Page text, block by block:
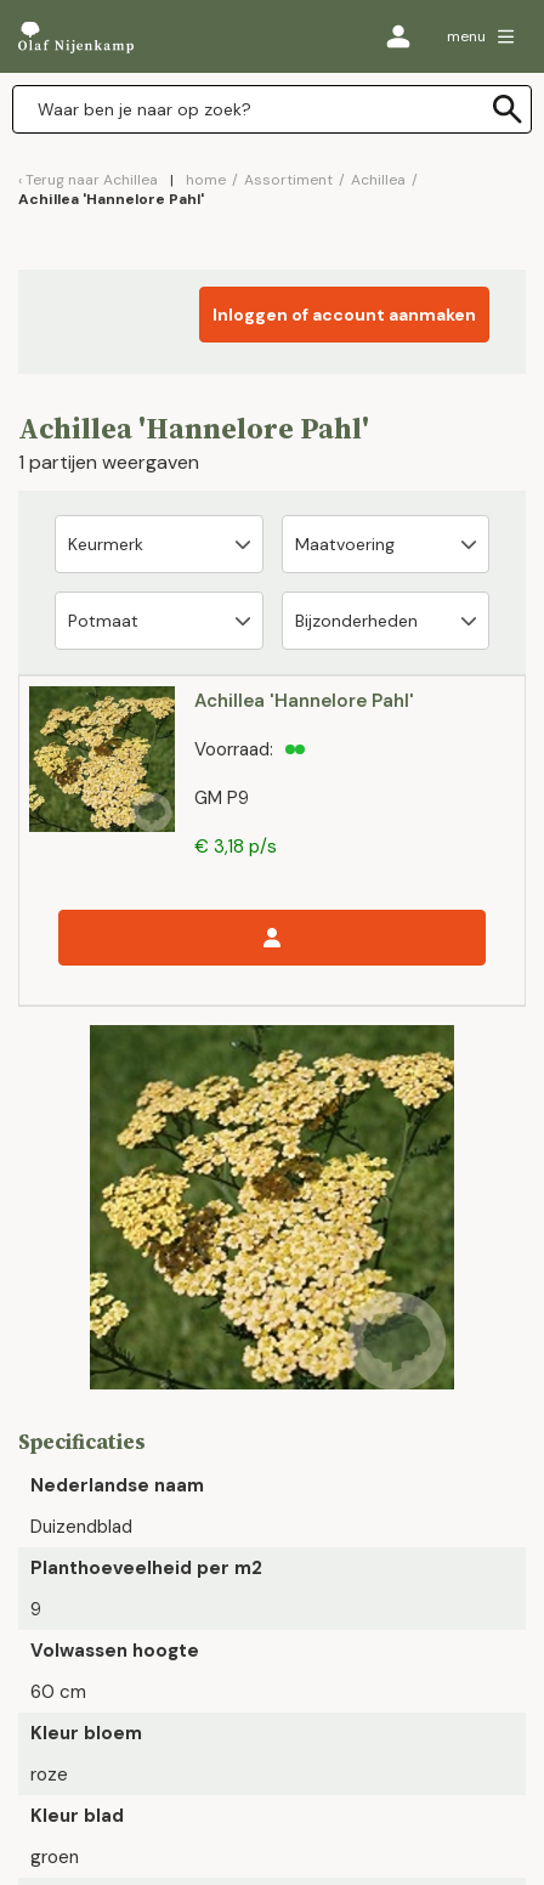
menu
Terug naar Achillea home / Assortiment / Achillea /
Achillea 'Hannelore Pahl'
Inloggen of account aanmaken
Achillea 'Hannelore Pahl'
1 partijen weergaven
Achillea 'Hannelore Pahl'
GM P9
Voorraad:
€ 3,18 p/s
Specificaties
Nederlandse naam
Duizendblad
Planthoeveelheid per m2
9
Volwassen hoogte
60 cm
Kleur bloem
roze
Kleur blad
groen